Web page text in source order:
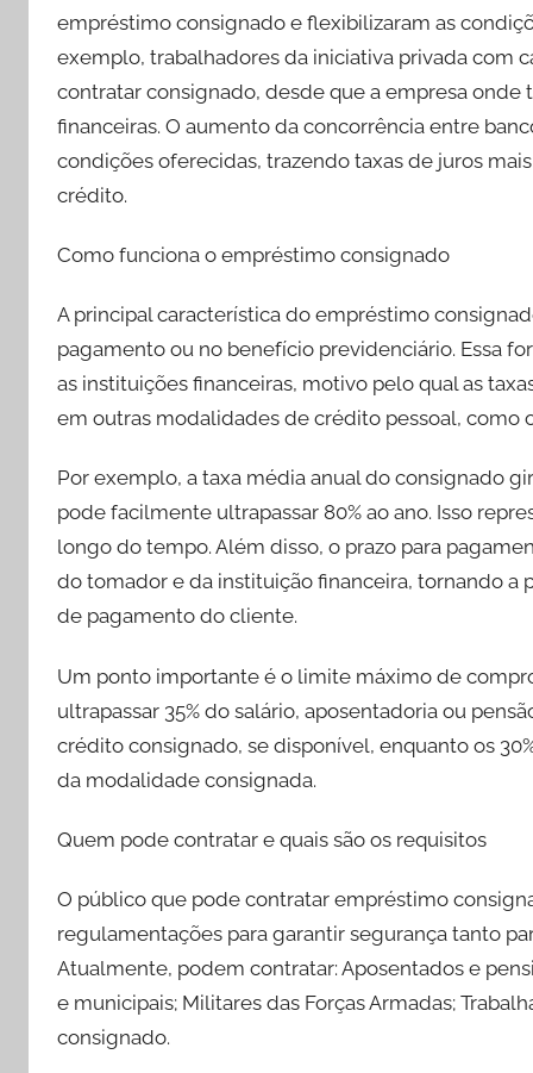
empréstimo consignado e flexibilizaram as
exemplo, trabalhadores da iniciativa privada com
contratar consignado, desde que a empresa
financeiras. O aumento da concorrência entre
condições oferecidas, trazendo taxas de juros
crédito.
Como funciona o empréstimo consignado
A principal característica do empréstimo
pagamento ou no benefício previdenciário. Essa
as instituições financeiras, motivo pelo qual as
em outras modalidades de crédito pessoal, como
Por exemplo, a taxa média anual do consignado
pode facilmente ultrapassar 80% ao ano. Isso
longo do tempo. Além disso, o prazo para
do tomador e da instituição financeira, tornando a
de pagamento do cliente.
Um ponto importante é o limite máximo de
ultrapassar 35% do salário, aposentadoria ou
crédito consignado, se disponível, enquanto os
da modalidade consignada.
Quem pode contratar e quais são os requisitos
O público que pode contratar empréstimo
regulamentações para garantir segurança tanto
Atualmente, podem contratar: Aposentados e
e municipais; Militares das Forças Armadas;
consignado.